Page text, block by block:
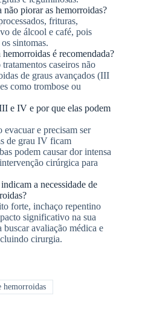
piorar as hemorroidas?
frituras,
de álcool e café, pois
sintomas.
é recomendada?
caseiros não
de graus avançados (III
como trombose ou
e IV e por que elas podem
e precisam ser
de grau IV ficam
podem causar dor intensa
cirúrgica para
a necessidade de
forte, inchaço repentino
significativo na sua
buscar avaliação médica e
cirurgia.
hemorroidas